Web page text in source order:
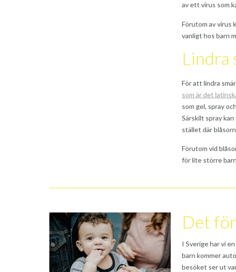
av ett virus som
Förutom av virus
vanligt hos barn
Lindra
För att lindra
som är det
som gel, spray
Särskilt spray
stället där
Förutom vid
för lite större
Det
I Sverige har vi
barn kommer
besöket ser ut